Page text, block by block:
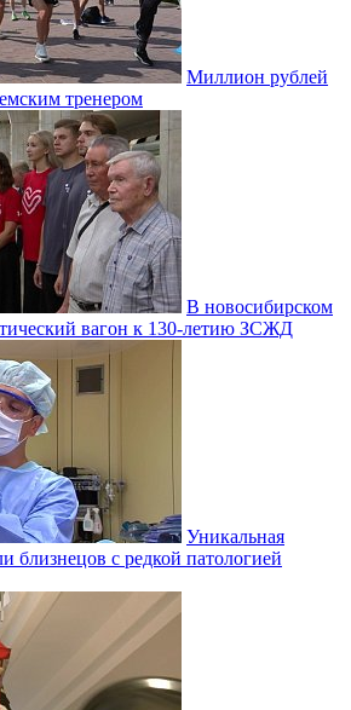
Миллион рублей
тренером
В новосибирском
вагон к 130-летию ЗСЖД
Уникальная
близнецов с редкой патологией